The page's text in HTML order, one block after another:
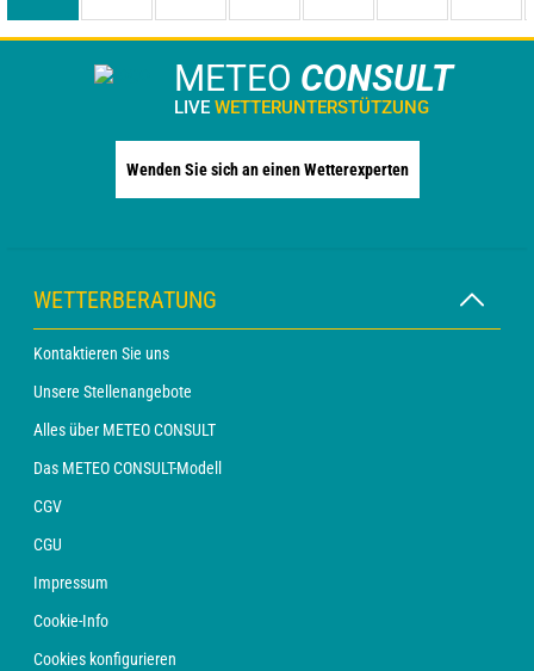
METEO CONSULT
LIVE WETTERUNTERSTÜTZUNG
Wenden Sie sich an einen Wetterexperten
WETTERBERATUNG
Kontaktieren Sie uns
Unsere Stellenangebote
Alles über METEO CONSULT
Das METEO CONSULT-Modell
CGV
CGU
Impressum
Cookie-Info
Cookies konfigurieren